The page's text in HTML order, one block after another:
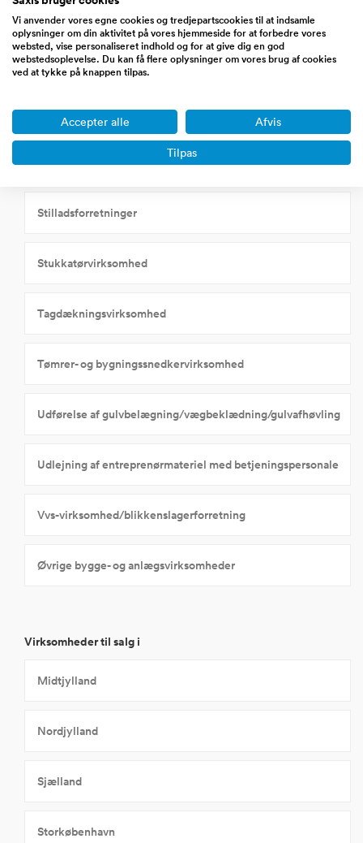
Kloakmestre
Maler/glarmestervirksomhed
Murervirksomhed
Smedevirksomhed
Stilladsforretninger
Stukkatørvirksomhed
Tagdækningsvirksomhed
Tømrer- og bygningssnedkervirksomhed
Udførelse af gulvbelægning/vægbeklædning/gulvafhøvling
Udlejning af entreprenørmateriel med betjeningspersonale
Vvs-virksomhed/blikkenslagerforretning
Øvrige bygge- og anlægsvirksomheder
Virksomheder til salg i
Midtjylland
Nordjylland
Sjælland
Storkøbenhavn
Vi anvender vores egne cookies og tredjepartscookies til at indsamle
oplysninger om din aktivitet på vores hjemmeside for at forbedre vores
websted, vise personaliseret indhold og for at give dig en god
webstedsoplevelse. Du kan få flere oplysninger om vores brug af cookies
ved at tykke på knappen tilpas.
Accepter alle Afvis
Tilpas